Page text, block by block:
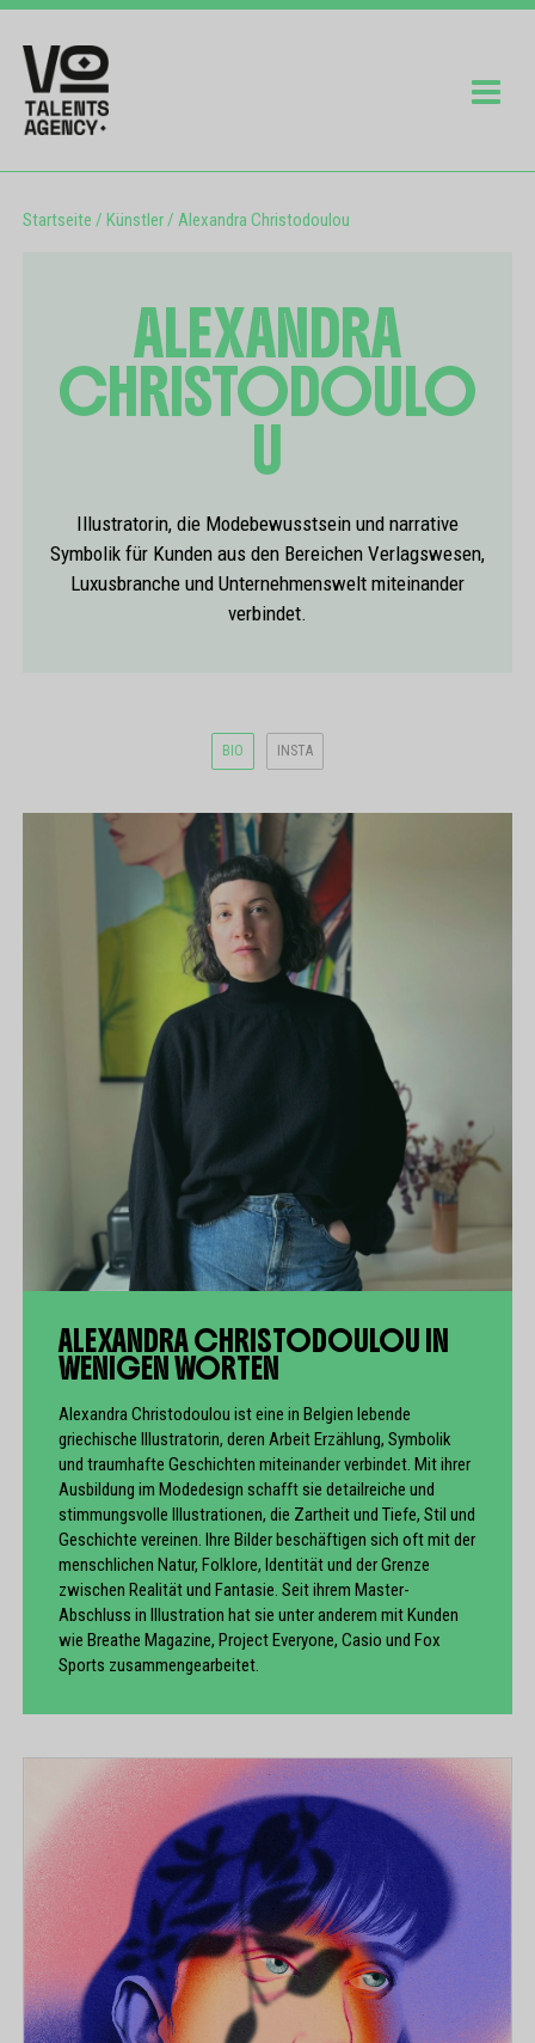
Startseite / Künstler/ Alexandra Christodoulou
ALEXANDRA
CHRISTODOULO
U
Illustratorin, die Modebewusstsein und narrative
Symbolik für Kunden aus den Bereichen Verlagswesen,
Luxusbranche und Unternehmenswelt miteinander
verbindet.
BIO INSTA
ALEXANDRA CHRISTODOULOU IN
WENIGEN WORTEN
Alexandra Christodoulou ist eine in Belgien lebende
griechische Illustratorin, deren Arbeit Erzählung, Symbolik
und traumhafte Geschichten miteinander verbindet. Mit ihrer
Ausbildung im Modedesign schafft sie detailreiche und
stimmungsvolle Illustrationen, die Zartheit und Tiefe, Stil und
Geschichte vereinen. Ihre Bilder beschäftigen sich oft mit der
menschlichen Natur, Folklore, Identität und der Grenze
zwischen Realität und Fantasie. Seit ihrem Master-
Abschluss in Illustration hat sie unter anderem mit Kunden
wie Breathe Magazine, Project Everyone, Casio und Fox
Sports zusammengearbeitet.